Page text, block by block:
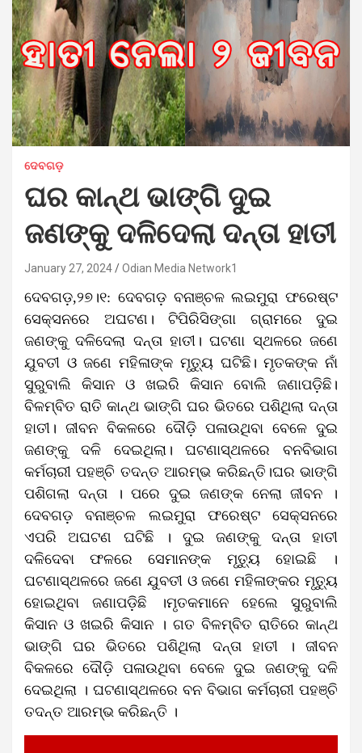
ଦେବଗଡ଼
ଘର କାନ୍ଥ ଭାଙ୍ଗି ଦୁଇ
ଜଣଙ୍କୁ ଦଳିଦେଲା ଦନ୍ତା ହାତୀ
January 27, 2024 Odian Media Network1
ଦେବଗଡ଼,୨୭।୧: ଦେବଗଡ଼ ବନାଞ୍ଚଳ ଲଇମୁରା ଫରେଷ୍ଟ
ସେକ୍ସନରେ ଅଘଟଣ। ଟିପିରିସିଙ୍ଗା ଗ୍ରାମରେ ଦୁଇ
ଜଣଙ୍କୁ ଦଳିଦେଲା ଦନ୍ତା ହାତୀ। ଘଟଣା ସ୍ଥଳରେ ଜଣେ
ଯୁବତୀ ଓ ଜଣେ ମହିଳାଙ୍କ ମୃତ୍ୟୁ ଘଟିଛି। ମୃତକଙ୍କ ନାଁ
ସୁରୁବାଲି କିସାନ ଓ ଖଇରି କିସାନ ବୋଲି ଜଣାପଡ଼ିଛି।
ବିଳମ୍ବିତ ରାତି କାନ୍ଥ ଭାଙ୍ଗି ଘର ଭିତରେ ପଶିଥିଲା ଦନ୍ତା
ହାତୀ। ଜୀବନ ବିକଳରେ ଦୌଡ଼ି ପଳାଉଥିବା ବେଳେ ଦୁଇ
ଜଣଙ୍କୁ ଦଳି ଦେଇଥିଲା। ଘଟଣାସ୍ଥଳରେ ବନବିଭାଗ
କର୍ମଚାରୀ ପହଞ୍ଚି ତଦନ୍ତ ଆରମ୍ଭ କରିଛନ୍ତି।ଘର ଭାଙ୍ଗି
ପଶିଗଲା ଦନ୍ତା । ପରେ ଦୁଇ ଜଣଙ୍କ ନେଲା ଜୀବନ ।
ଦେବଗଡ଼ ବନାଞ୍ଚଳ ଲଇମୁରା ଫରେଷ୍ଟ ସେକ୍ସନରେ
ଏପରି ଅଘଟଣ ଘଟିଛି । ଦୁଇ ଜଣଙ୍କୁ ଦନ୍ତା ହାତୀ
ଦଳିଦେବା ଫଳରେ ସେମାନଙ୍କ ମୃତ୍ୟୁ ହୋଇଛି ।
ଘଟଣାସ୍ଥଳରେ ଜଣେ ଯୁବତୀ ଓ ଜଣେ ମହିଳାଙ୍କର ମୃତ୍ୟୁ
ହୋଇଥିବା ଜଣାପଡ଼ିଛି ।ମୃତକମାନେ ହେଲେ ସୁରୁବାଲି
କିସାନ ଓ ଖଇରି କିସାନ । ଗତ ବିଳମ୍ବିତ ରାତିରେ କାନ୍ଥ
ଭାଙ୍ଗି ଘର ଭିତରେ ପଶିଥିଲା ଦନ୍ତା ହାତୀ । ଜୀବନ
ବିକଳରେ ଦୌଡ଼ି ପଳାଉଥିବା ବେଳେ ଦୁଇ ଜଣଙ୍କୁ ଦଳି
ଦେଇଥିଲା । ଘଟଣାସ୍ଥଳରେ ବନ ବିଭାଗ କର୍ମଚାରୀ ପହଞ୍ଚି
ତଦନ୍ତ ଆରମ୍ଭ କରିଛନ୍ତି ।